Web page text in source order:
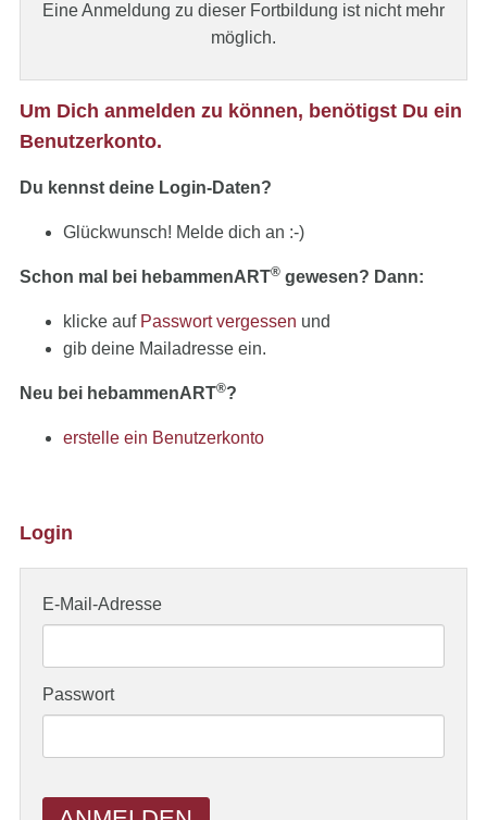
Eine Anmeldung zu dieser Fortbildung ist nicht mehr
möglich.
Um Dich anmelden zu können, benötigst Du ein
Benutzerkonto.
Du kennst deine Login-Daten?
Glückwunsch! Melde dich an :-)
Schon mal bei hebammenART® gewesen? Dann:
klicke auf Passwort vergessen und
gib deine Mailadresse ein.
Neu bei hebammenART®?
erstelle ein Benutzerkonto
Login
E-Mail-Adresse
Passwort